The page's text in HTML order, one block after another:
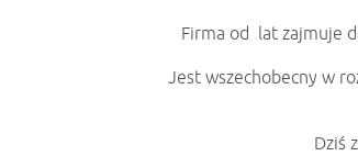
Firma od lat zajmuje
Jest wszechobecny w
Dziś